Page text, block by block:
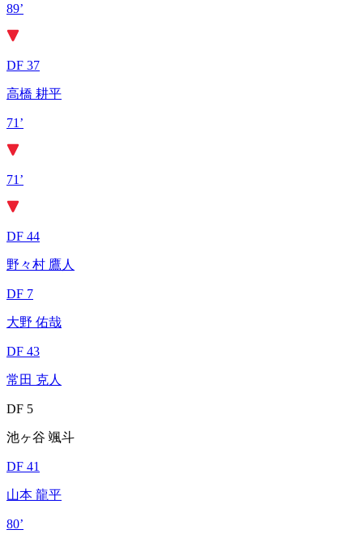
89’
DF 37
高橋 耕平
71’
71’
DF 44
野々村 鷹人
DF 7
大野 佑哉
DF 43
常田 克人
DF 5
池ヶ谷 颯斗
DF 41
山本 龍平
80’